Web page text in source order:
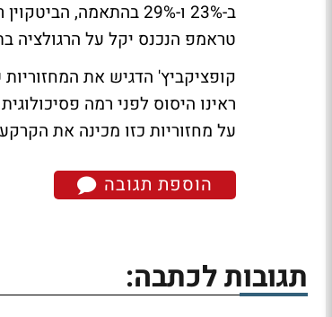
טראמפ הנכנס יקל על הרגולציה
קופציקביץ' הדגיש את
על מחזוריות כזו מכינה את
הוספת תגובה
תגובות לכתבה: